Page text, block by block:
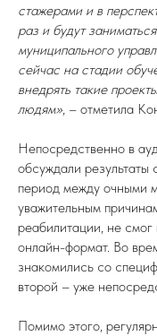
стажерами и в
раз и будут
муниципального
сейчас на стадии
внедрять такие
людям», – отметила
Непосредственно в
обсуждали результаты
период между очными
уважительным
реабилитации, не смог
онлайн-формат. Во
знакомились со
второй – уже
Помимо этого,